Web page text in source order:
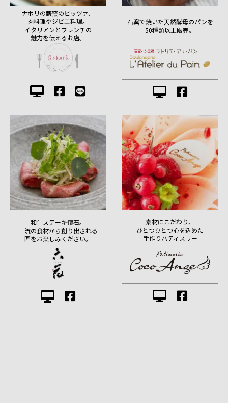
ナポリの薪窯のピッツァ、
肉料理やジビエ料理。
イタリアンとフレンチの
魅力を伝えるお店。
石窯で焼いた天然酵母のパンを
50種類以上販売。
和牛ステーキ懐石。
一流の食材から創り出される
匠をお楽しみください。
素材にこだわり、
ひとつひとつ心を込めた
手作りパティスリー